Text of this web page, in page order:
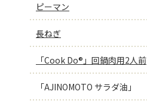
ピーマン
長ねぎ
「Cook Do®」回鍋肉用2人前
「AJINOMOTO サラダ油」